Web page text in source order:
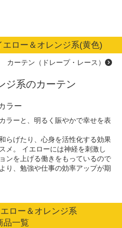
ロー＆オレンジ系(黄色)
カーテン（ドレープ・レース）
ラー
ラーと、明るく賑やかで幸せを表
らげたり、心身を活性化する効果
メ。
イエローには神経を刺激し
ンを上げる働きをもっているので
り、勉強や仕事の効率アップが期
ロー＆オレンジ系
品一覧